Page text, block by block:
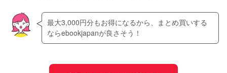
最大3,000円分もお得になるから、まとめ買いする
ならebookjapanが良さそう！